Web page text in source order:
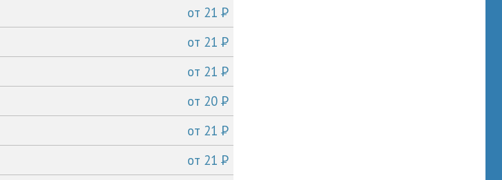
от 21P
от 21P
от 21P
от 20P
от 21P
от 21P